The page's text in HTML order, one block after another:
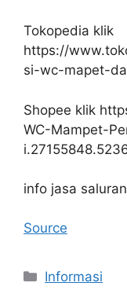
Tokopedia klik
https://
si-wc-mapet-
Shopee klik
WC-Mampet-
info jasa
Source
Kategori
Informasi